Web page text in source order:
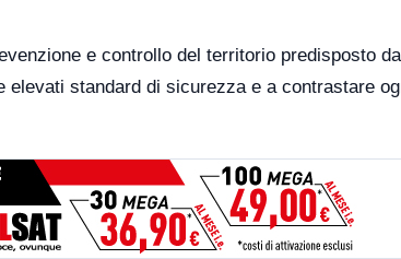
e controllo del territorio predisposto
standard di sicurezza e a contrastare